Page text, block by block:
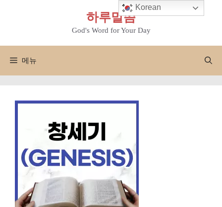
하루말씀
God's Word for Your Day
메뉴
Korean